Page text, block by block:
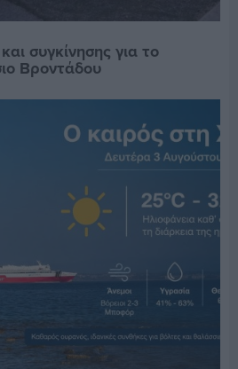
συγκίνησης για το
Βροντάδου